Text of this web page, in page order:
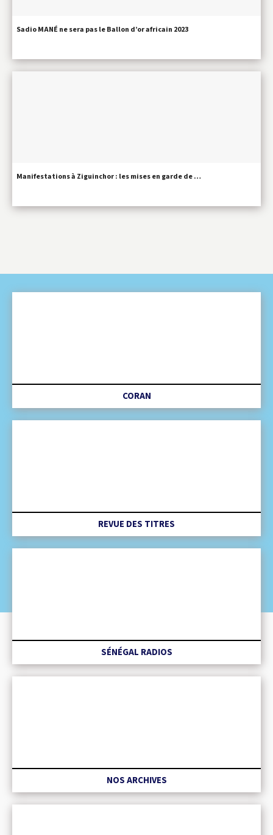
Sadio MANÉ ne sera pas le Ballon d’or africain 2023
Manifestations à Ziguinchor : les mises en garde de …
CORAN
REVUE DES TITRES
SÉNÉGAL RADIOS
NOS ARCHIVES